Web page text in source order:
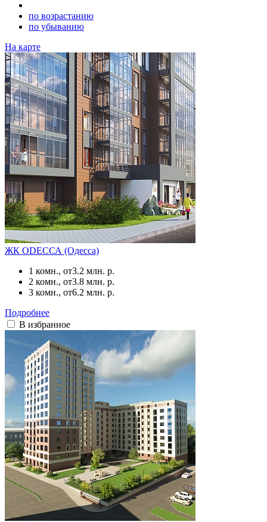
по возрастанию
по убыванию
На карте
ЖК ODЕССА (Одесса)
1 комн., от3.2 млн. р.
2 комн., от3.8 млн. р.
3 комн., от6.2 млн. р.
Подробнее
В избранное